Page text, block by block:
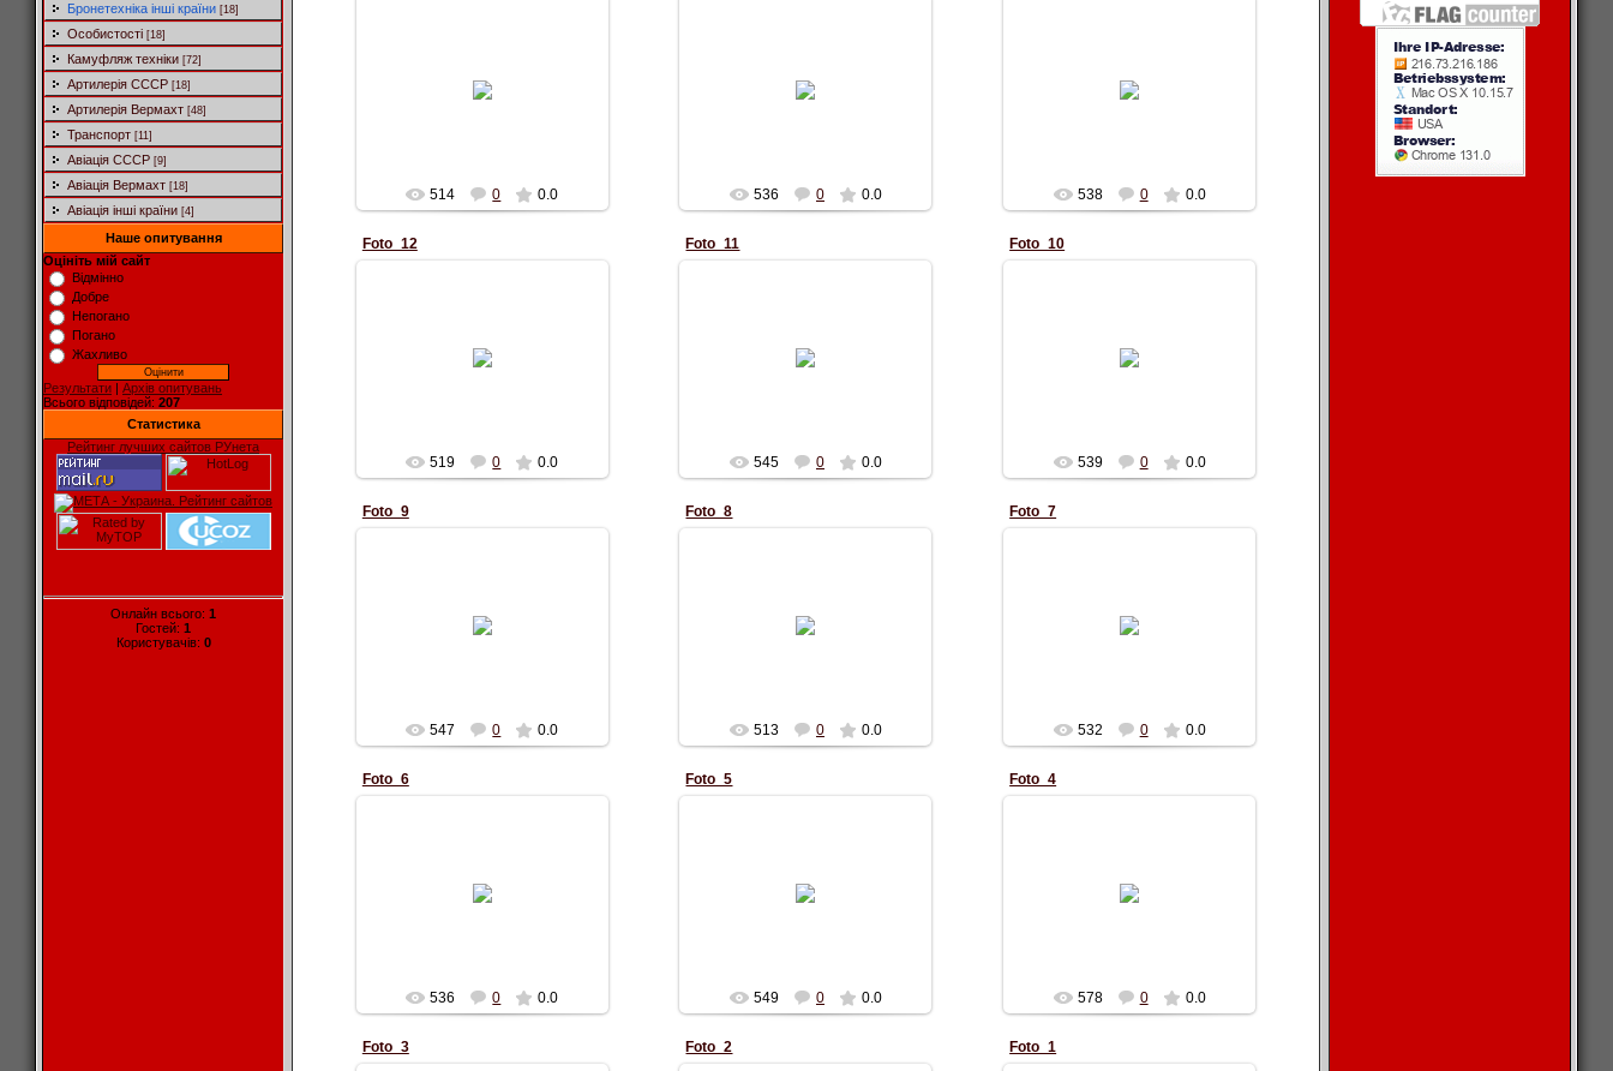
Бронетехніка інші країни [18]
Особистості [18]
Камуфляж техніки [72]
Артилерія СССР [18]
Артилерія Вермахт [48]
Транспорт [11]
Авіація СССР [9]
Авіація Вермахт [18]
Авіація інші країни [4]
Наше опитування
Оцініть мій сайт
Відмінно
Добре
Непогано
Погано
Жахливо
Результати | Архів опитувань
Всього відповідей: 207
Статистика
Рейтинг лучших сайтов РУнета
Онлайн всього: 1
Гостей: 1
Користувачів: 0
40m-nimrod
514 0 0.0
40m-nimrod
536 0 0.0
Chabo
538 0 0.0
Foto_12
Chabo
519 0 0.0
Foto_11
Chabo
545 0 0.0
Foto_10
41m-turan-2
539 0 0.0
Foto_9
41m-turan-2
547 0 0.0
Foto_8
41m-turan-2
513 0 0.0
Foto_7
40m-turan-1
532 0 0.0
Foto_6
40m-turan-1
536 0 0.0
Foto_5
40m-turan-1
549 0 0.0
Foto_4
40m-turan-1
578 0 0.0
Foto_3 Foto_2 Foto_1